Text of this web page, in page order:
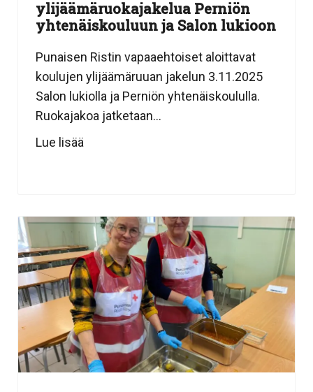
ylijäämäruokajakelua Perniön
yhtenäiskouluun ja Salon lukioon
Punaisen Ristin vapaaehtoiset aloittavat
koulujen ylijäämäruuan jakelun 3.11.2025
Salon lukiolla ja Perniön yhtenäiskoululla.
Ruokajakoa jatketaan...
Lue lisää